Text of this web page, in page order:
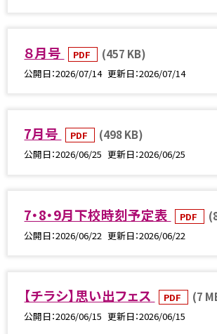
８月号 PDF (457 KB)
公開日 2026/07/14 更新日 2026/07/14
7月号 PDF (498 KB)
公開日 2026/06/25 更新日 2026/06/25
7・8・9月下校時刻予定表 PDF
公開日 2026/06/22 更新日 2026/06/22
【チラシ】思い出フェス PDF (7
公開日 2026/06/15 更新日 2026/06/15